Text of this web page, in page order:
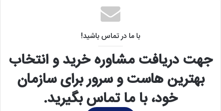
با ما در تماس باشید!
جهت دریافت مشاوره خرید و انتخاب
بهترین هاست و سرور برای سازمان
خود، با ما تماس بگیرید.